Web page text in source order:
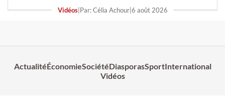
Vidéos| Par: Célia Achour| 6 août 2026
ActualitéÉconomieSociétéDiasporasSportInternational
Vidéos